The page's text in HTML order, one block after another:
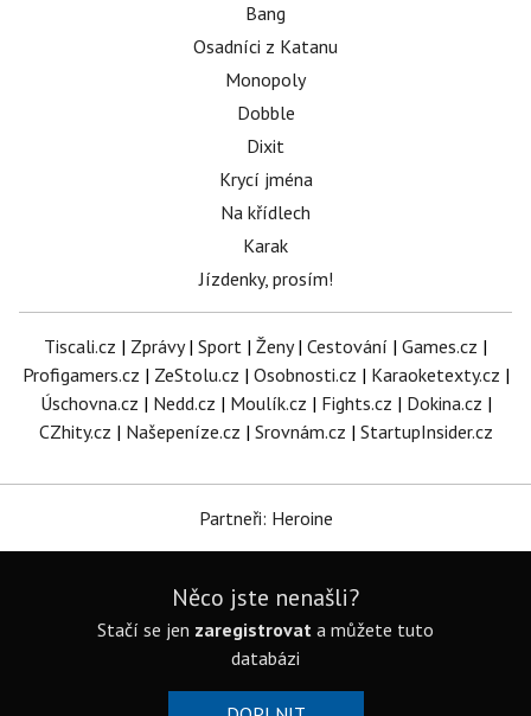
Bang
Osadníci z Katanu
Monopoly
Dobble
Dixit
Krycí jména
Na křídlech
Karak
Jízdenky, prosím!
Tiscali.cz | Zprávy| Sport | Ženy| Cestování | Games.cz |
Profigamers.cz | ZeStolu.cz | Osobnosti.cz | Karaoketexty.cz |
Úschovna.cz | Nedd.cz | Moulík.cz | Fights.cz | Dokina.cz |
CZhity.cz | Našepeníze.cz | Srovnám.cz | StartupInsider.cz
Partneři: Heroine
Něco jste nenašli?
Stačí se jen zaregistrovat a můžete tuto
databázi